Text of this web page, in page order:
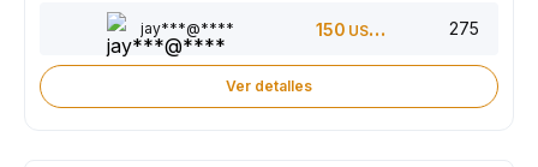
jay***@**** 150 USDT 275
Ver detalles